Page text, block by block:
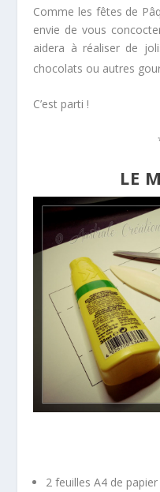
Comme les fêtes de
envie de vous
aidera à réaliser de
chocolats ou autres
C’est parti !
LE
2 feuilles A4 de